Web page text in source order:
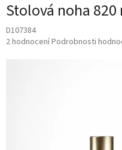
Stolová noha
D107384
Průměrné
2 hodnoceníPodrobnosti